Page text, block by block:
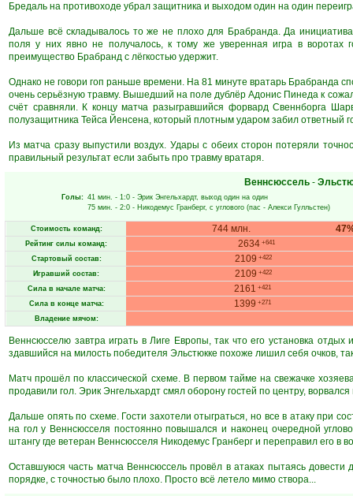
Бредаль на противоходе убрал защитника и выходом один на один
Дальше всё складывалось то же не плохо для Брабранда. Да
поля у них явно не получалось, к тому же уверенная игра в воротах
преимущество Брабранд с лёгкостью удержит.
Однако не говори гоп раньше времени. На 81 минуте вратарь Брабранда
очень серьёзную травму. Вышедший на поле дублёр Адонис Пинеда к
счёт сравняли. К концу матча разыгравшийся форвард Свеннборга
полузащитника Тейса Йенсена, который плотным ударом забил ответный
Из матча сразу выпустили воздух. Удары с обеих сторон потеряли
правильный результат если забыть про травму вратаря.
Веннсюссель -
Голы: 41 мин. - 1:0 - Эрик Энгельхардт, выход один на один
75 мин. - 2:0 - Никодемус Гранберг, с углового (пас - Алекси Гулльстен)
Стоимость команд: 744 млн.
Рейтинг силы команд: 2634 +641
Стартовый состав: 2109 +422
Игравший состав: 2109 +422
Сила в начале матча: 2161 +421
Сила в конце матча: 1399 +271
Владение мячом:
Веннсюсселю завтра играть в Лиге Европы, так что его установка
здавшийся на милость победителя Эльстюкке похоже лишил себя очков,
Матч прошёл по классической схеме. В первом тайме на свежачке
продавили гол. Эрик Энгельхардт смял оборону гостей по центру,
Дальше опять по схеме. Гости захотели отыграться, но все в атаку при
на гол у Веннсюсселя постоянно повышался и наконец очередной
штангу где ветеран Веннсюсселя Никодемус Гранберг и переправил его в
Оставшуюся часть матча Веннсюссель провёл в атаках пытаясь
порядке, с точностью было плохо. Просто всё летело мимо створа...